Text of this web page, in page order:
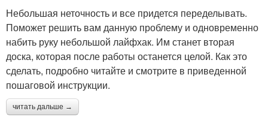
Небольшая неточность и все придется переделывать.
Поможет решить вам данную проблему и одновременно
набить руку небольшой лайфхак. Им станет вторая
доска, которая после работы останется целой. Как это
сделать, подробно читайте и смотрите в приведенной
пошаговой инструкции.
читать дальше →